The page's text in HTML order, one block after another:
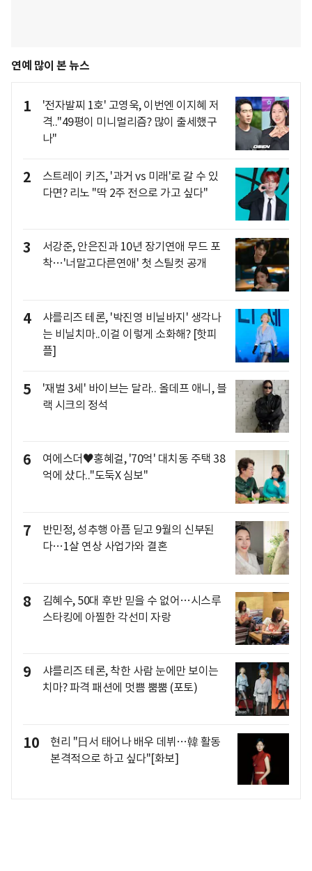
연예 많이 본 뉴스
1
'전자발찌 1호' 고영욱, 이번엔 이지혜 저
격.."49평이 미니멀리즘? 많이 출세했구
나"
2
스트레이 키즈, '과거 vs 미래'로 갈 수 있
다면? 리노 "딱 2주 전으로 가고 싶다"
3
서강준, 안은진과 10년 장기연애 무드 포
착…'너말고다른연애' 첫 스틸컷 공개
4
샤를리즈 테론, '박진영 비닐바지' 생각나
는 비닐치마..이걸 이렇게 소화해? [핫피
플]
5
'재벌 3세' 바이브는 달라.. 올데프 애니, 블
랙 시크의 정석
6
여에스더♥홍혜걸, '70억' 대치동 주택 38
억에 샀다.."도둑X 심보"
7
반민정, 성추행 아픔 딛고 9월의 신부된
다…1살 연상 사업가와 결혼
8
김혜수, 50대 후반 믿을 수 없어…시스루
스타킹에 아찔한 각선미 자랑
9
샤를리즈 테론, 착한 사람 눈에만 보이는
치마? 파격 패션에 멋쁨 뿜뿜 (포토)
10
현리 "日서 태어나 배우 데뷔…韓 활동
본격적으로 하고 싶다"[화보]